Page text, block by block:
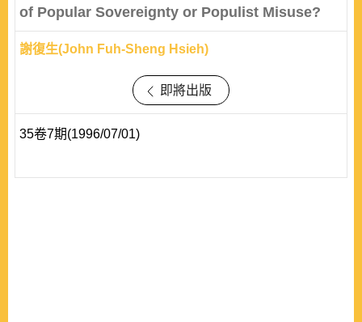
of Popular Sovereignty or Populist Misuse?
謝復生(John Fuh-Sheng Hsieh)
即將出版
35卷7期(1996/07/01)